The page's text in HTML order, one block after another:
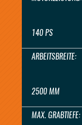
140 PS
ARBEITSBREITE:
2500 MM
MAX. GRABTIEFE: